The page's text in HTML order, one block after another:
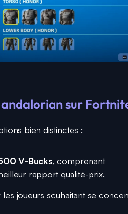
sur
bien distinctes :
V-Bucks, comprenant
rapport qualité-prix.
les joueurs souhaitant se